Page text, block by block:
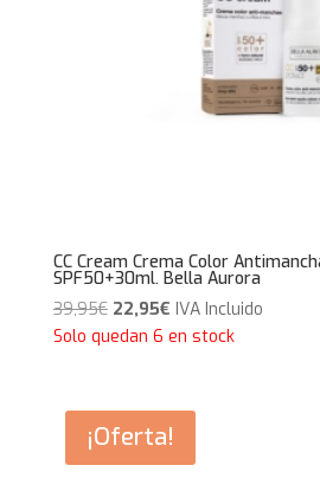
CC Cream Crema Color
SPF50+30ml. Bella Aurora
39,95€ El
precio
39,95€.
22,95€El
precio
22,95€.
IVA Incluido
Solo quedan 6 en stock
¡Oferta!